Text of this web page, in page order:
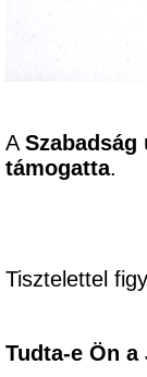
A Szabadság
támogatta.
Tisztelettel
Tudta-e Ön a